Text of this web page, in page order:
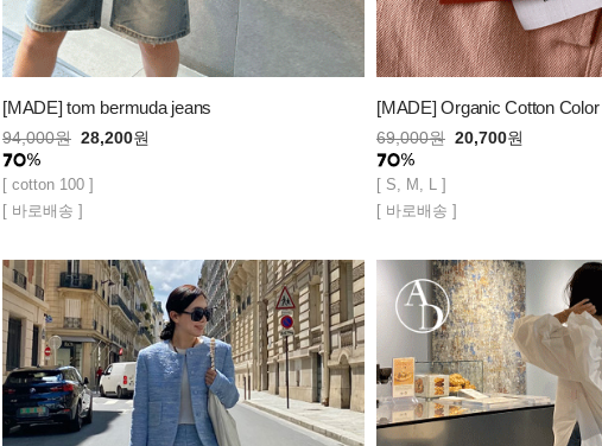
[MADE] tom bermuda jeans
94,000원 28,200원
[ cotton 100 ]
[ 바로배송 ]
[MADE] Organic Cotton
69,000원 20,700원
[ S, M, L ]
[ 바로배송 ]